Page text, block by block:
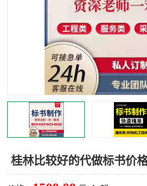
桂林比较好的代做标书价